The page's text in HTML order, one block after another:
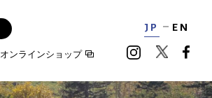
オンラインショップ
JP EN